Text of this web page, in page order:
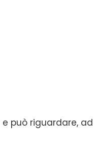
e può riguardare, ad